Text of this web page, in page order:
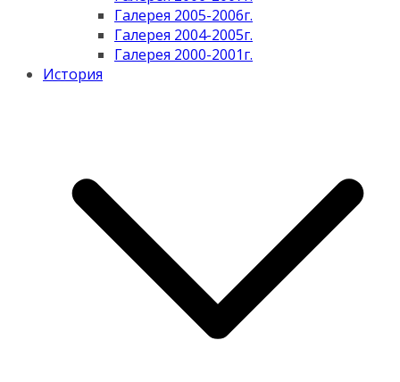
Галерея 2005-2006г.
Галерея 2004-2005г.
Галерея 2000-2001г.
История